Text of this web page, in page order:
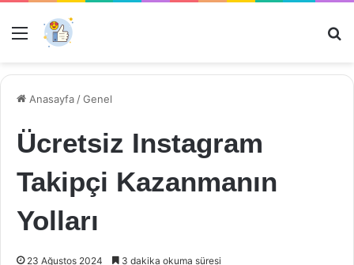
Menü
Anasayfa /Genel
Ücretsiz Instagram
Takipçi Kazanmanın
Yolları
23 Ağustos 2024 3 dakika okuma süresi